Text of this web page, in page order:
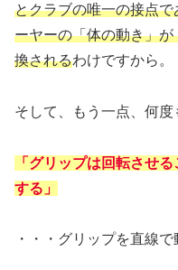
とクラブの唯一の接点
ーヤーの「体の動き」
換されるわけですから。
そして、もう一点、何度
「グリップは回転させ
する」
・・・グリップを直線